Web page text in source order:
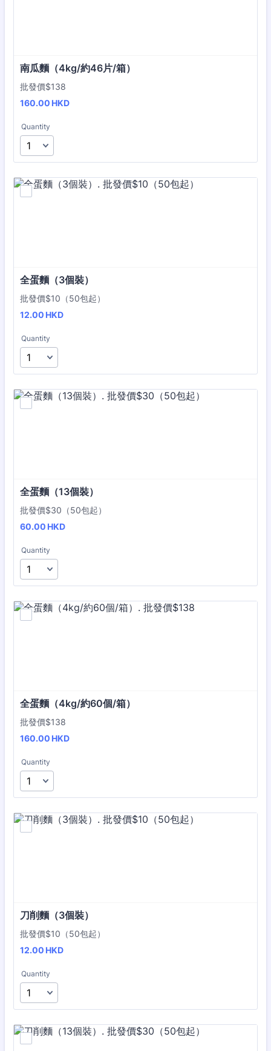
南瓜麵（4kg/約46片/箱）
批發價$138
160.00 HKD
160.00 HKD
Quantity
全蛋麵（3個裝）
批發價$10（50包起）
12.00 HKD
12.00 HKD
Quantity
全蛋麵（13個裝）
批發價$30（50包起）
60.00 HKD
60.00 HKD
Quantity
全蛋麵（4kg/約60個/箱）
批發價$138
160.00 HKD
160.00 HKD
Quantity
刀削麵（3個裝）
批發價$10（50包起）
12.00 HKD
12.00 HKD
Quantity